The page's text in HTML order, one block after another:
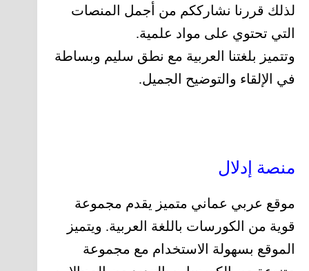
لذلك قررنا نشارككم من أجمل المنصات
التي تحتوي على مواد علمية.
وتتميز بلغتنا العربية مع نطق سليم وبساطة
في الإلقاء والتوضيح الجميل.
منصة إدلال
موقع عربي عماني متميز يقدم مجموعة
قوية من الكورسات باللغة العربية. ويتميز
الموقع بسهولة الاستخدام مع مجموعة